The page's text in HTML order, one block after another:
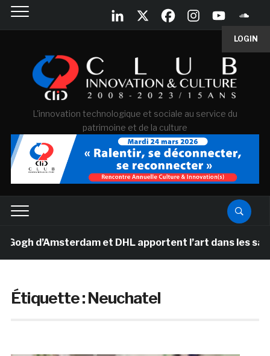
LOGIN
L'innovation technologique et sociale au service du
patrimoine et de la culture
d’Amsterdam et DHL apportent l’art dans les salles
Étiquette :Neuchatel